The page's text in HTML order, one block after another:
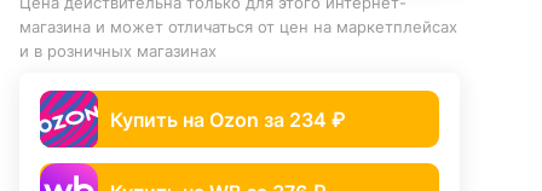
магазина и может отличаться от цен на маркетплейсах
и в розничных магазинах
Купить на Ozon за 234 ₽